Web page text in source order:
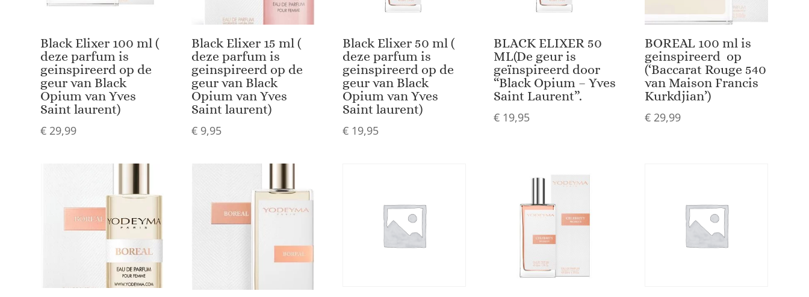
Black Elixer 100 ml (
deze parfum is
geinspireerd op de
geur van Black
Opium van Yves
Saint laurent)
€ 29,99
Black Elixer 15 ml (
deze parfum is
geinspireerd op de
geur van Black
Opium van Yves
Saint laurent)
€ 9,95
Black Elixer 50 ml (
deze parfum is
geinspireerd op de
geur van Black
Opium van Yves
Saint laurent)
€ 19,95
BLACK ELIXER 50
ML(De geur is
geïnspireerd door
“Black Opium – Yves
Saint Laurent”.
€ 19,95
BOREAL 100 ml is
geinspireerd op
(‘Baccarat Rouge 540
van Maison Francis
Kurkdjian’)
€ 29,99